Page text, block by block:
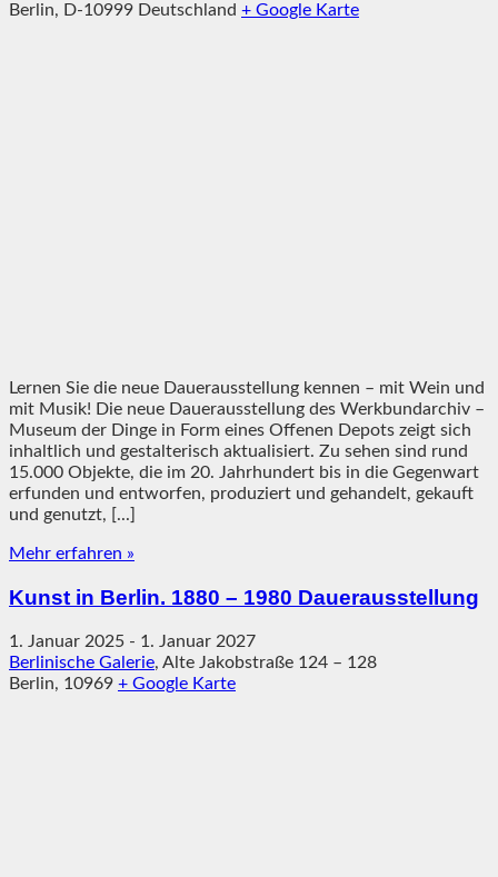
Berlin, D-10999 Deutschland + Google Karte
Lernen Sie die neue Dauerausstellung kennen – mit Wein und
mit Musik! Die neue Dauerausstellung des Werkbundarchiv –
Museum der Dinge in Form eines Offenen Depots zeigt sich
inhaltlich und gestalterisch aktualisiert. Zu sehen sind rund
15.000 Objekte, die im 20. Jahrhundert bis in die Gegenwart
erfunden und entworfen, produziert und gehandelt, gekauft
und genutzt, [...]
Mehr erfahren »
Kunst in Berlin. 1880 – 1980 Dauerausstellung
1. Januar 2025 - 1. Januar 2027
Berlinische Galerie, Alte Jakobstraße 124 – 128
Berlin, 10969 + Google Karte